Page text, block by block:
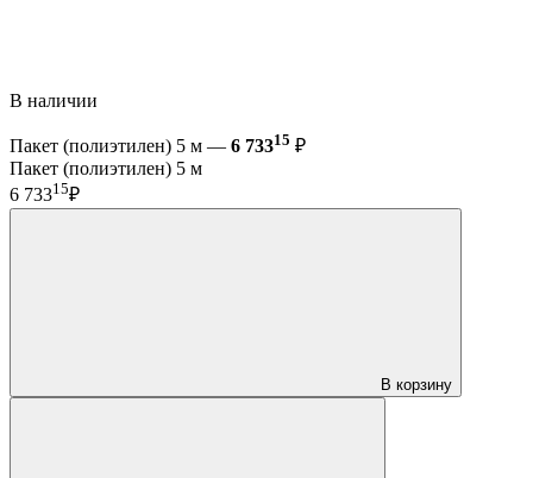
В наличии
Пакет (полиэтилен) 5 м — 6 73315 ₽
Пакет (полиэтилен) 5 м
6 73315₽
В корзину